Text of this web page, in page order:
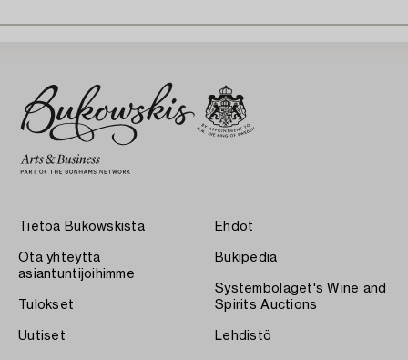
Tietoa Bukowskista
Ota yhteyttä
asiantuntijoihimme
Tulokset
Uutiset
Ehdot
Bukipedia
Systembolaget's Wine and
Spirits Auctions
Lehdistö